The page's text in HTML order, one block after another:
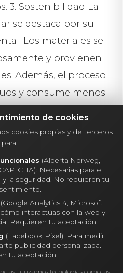
3. Sostenibilidad La
se destaca por su
Los materiales se
y provienen
Además, el proceso
y consume menos
4. Diseño
de casas
a las
desde la
los acabados
crear viviendas
perfectamente a las
propietario. 5. Mayor
de cookies
cookies propias y de terceros
para:
(Alberta Norweg,
Necesarias para el
la seguridad. No requieren tu
(Google Analytics 4, Microsoft
interactúas con la web y
Requieren tu aceptación.
(Facebook Pixel): Para medir
publicidad personalizada.
tu aceptación.